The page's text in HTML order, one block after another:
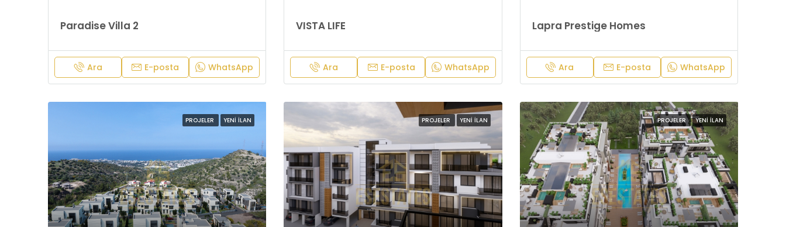
Paradise Villa 2
Ara E-posta WhatsApp
VISTA LIFE
Ara E-posta WhatsApp
Lapra Prestige Homes
Ara E-posta WhatsApp
PROJELER YENI İLAN PROJELER YENI İLAN PROJELER YENI İLAN